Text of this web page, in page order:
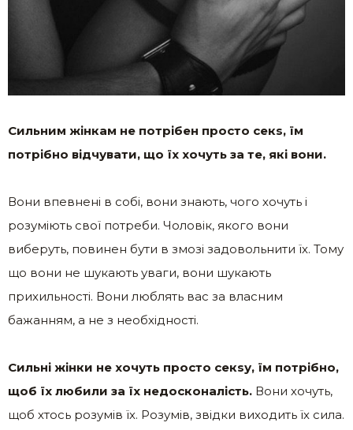
Сильним жінкам не потрібен просто секs, їм
потрібно відчувати, що їх хочуть за те, які вони.
Вони впевнені в собі, вони знають, чого хочуть і
розуміють свої потреби. Чоловік, якого вони
виберуть, повинен бути в змозі задовольнити їх. Тому
що вони не шукають уваги, вони шукають
прихильності. Вони люблять вас за власним
бажанням, а не з необхідності.
Сильні жінки не хочуть просто секsу, їм потрібно,
щоб їх любили за їх недосконалість. Вони хочуть,
щоб хтось розумів їх. Розумів, звідки виходить їх сила.